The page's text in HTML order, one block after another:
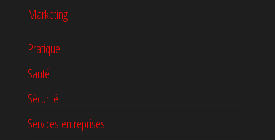
Marketing
Pratique
Santé
Sécurité
Services entreprises